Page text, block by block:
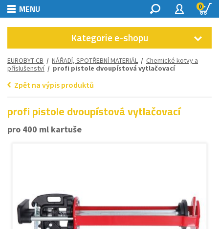
MENU 0
Kategorie e-shopu
EUROBYT-CB / NÁŘADÍ, SPOTŘEBNÍ MATERIÁL / Chemické kotvy a
příslušenství/ profi pistole dvoupístová vytlačovací
Zpět na výpis produktů
profi pistole dvoupístová vytlačovací
pro 400 ml kartuše